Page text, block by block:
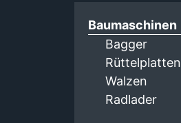
Baumaschinen
Bagger
Rüttelplatten
Walzen
Radlader